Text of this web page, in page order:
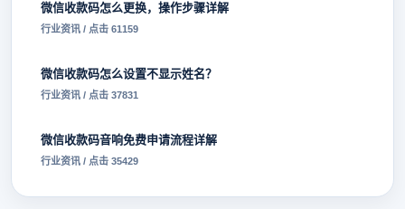
微信收款码怎么更换，操作步骤详解
行业资讯 / 点击 61159
微信收款码怎么设置不显示姓名？
行业资讯 / 点击 37831
微信收款码音响免费申请流程详解
行业资讯 / 点击 35429